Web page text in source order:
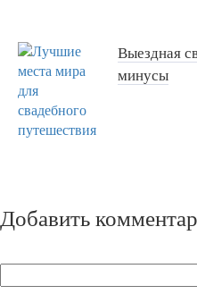
Выездная
минусы
Добавить